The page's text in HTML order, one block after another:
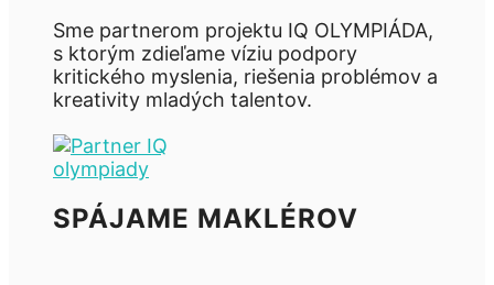
Sme partnerom projektu IQ OLYMPIÁDA,
s ktorým zdieľame víziu podpory
kritického myslenia, riešenia problémov a
kreativity mladých talentov.
SPÁJAME MAKLÉROV